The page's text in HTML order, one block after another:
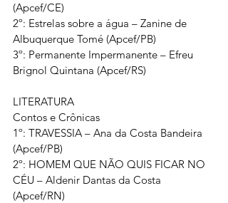
(Apcef/CE)
2º: Estrelas sobre a água – Zanine de
Albuquerque Tomé (Apcef/PB)
3º: Permanente Impermanente – Efreu
Brignol Quintana (Apcef/RS)
LITERATURA
Contos e Crônicas
1º: TRAVESSIA – Ana da Costa Bandeira
(Apcef/PB)
2º: HOMEM QUE NÃO QUIS FICAR NO
CÉU – Aldenir Dantas da Costa
(Apcef/RN)